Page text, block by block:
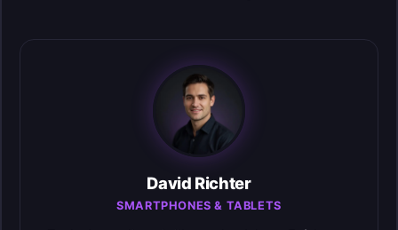
David Richter
SMARTPHONES & TABLETS